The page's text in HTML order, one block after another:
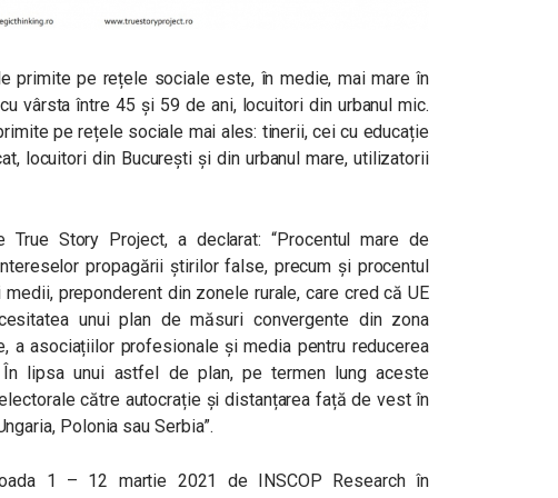
primite pe rețele sociale este, în medie, mai mare în
vârsta între 45 și 59 de ani, locuitori din urbanul mic.
pe rețele sociale mai ales: tinerii, cei cu educație
locuitori din București și din urbanul mare, utilizatorii
True Story Project, a declarat: “Procentul mare de
propagării știrilor false, precum și procentul
preponderent din zonele rurale, care cred că UE
unui plan de măsuri convergente din zona
a asociațiilor profesionale și media pentru reducerea
lipsa unui astfel de plan, pe termen lung aceste
către autocrație și distanțarea față de vest în
Polonia sau Serbia”.
1 – 12 martie 2021 de INSCOP Research în